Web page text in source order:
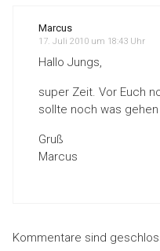
Marcus
17. Juli 2010 um 18:43 Uhr
Hallo Jungs,
super Zeit. Vor Euch
sollte noch was gehen
Gruß
Marcus
Kommentare sind